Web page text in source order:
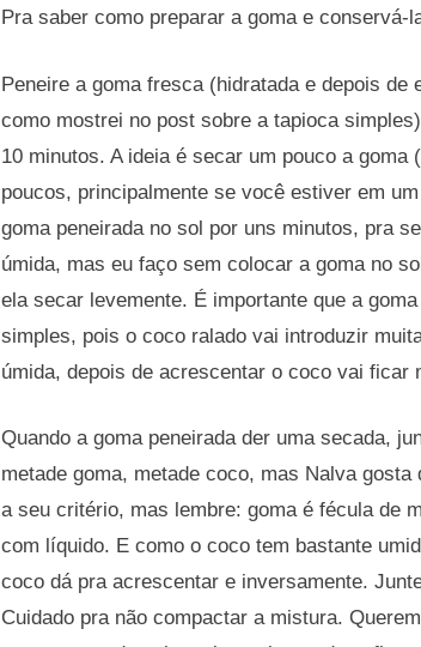
Pra saber como preparar a goma e conservá-
Peneire a goma fresca (hidratada e depois
como mostrei no post sobre a tapioca
10 minutos. A ideia é secar um pouco a
poucos, principalmente se você estiver em
goma peneirada no sol por uns minutos, pra
úmida, mas eu faço sem colocar a goma no
ela secar levemente. É importante que a
simples, pois o coco ralado vai introduzir
úmida, depois de acrescentar o coco vai ficar
Quando a goma peneirada der uma secada,
metade goma, metade coco, mas Nalva
a seu critério, mas lembre: goma é fécula de
com líquido. E como o coco tem bastante
coco dá pra acrescentar e inversamente.
Cuidado pra não compactar a mistura.